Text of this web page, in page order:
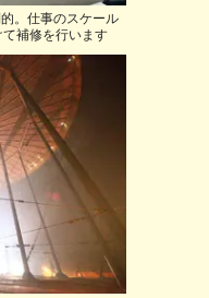
。仕事のスケール
補修を行います